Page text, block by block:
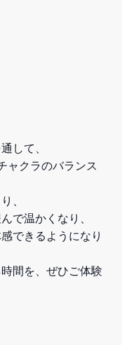
して、
ャクラのバランス
、
で温かくなり、
できるようになり
間を、ぜひご体験